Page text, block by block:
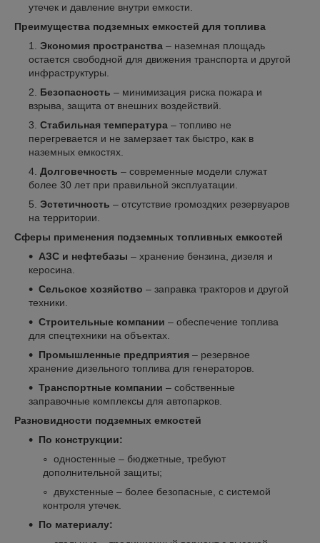
утечек и давление внутри емкости.
Преимущества подземных емкостей для топлива
Экономия пространства – наземная площадь
остается свободной для движения транспорта и другой
инфраструктуры.
Безопасность – минимизация риска пожара и
взрыва, защита от внешних воздействий.
Стабильная температура – топливо не
перегревается и не замерзает так быстро, как в
наземных емкостях.
Долговечность – современные модели служат
более 30 лет при правильной эксплуатации.
Эстетичность – отсутствие громоздких резервуаров
на территории.
Сферы применения подземных топливных емкостей
АЗС и нефтебазы – хранение бензина, дизеля и
керосина.
Сельское хозяйство – заправка тракторов и другой
техники.
Строительные компании – обеспечение топлива
для спецтехники на объектах.
Промышленные предприятия – резервное
хранение дизельного топлива для генераторов.
Транспортные компании – собственные
заправочные комплексы для автопарков.
Разновидности подземных емкостей
По конструкции:
одностенные – бюджетные, требуют
дополнительной защиты;
двухстенные – более безопасные, с системой
контроля утечек.
По материалу: